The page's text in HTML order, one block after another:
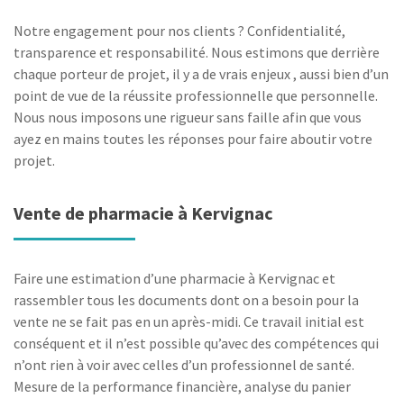
Notre engagement pour nos clients ? Confidentialité,
transparence et responsabilité. Nous estimons que derrière
chaque porteur de projet, il y a de vrais enjeux , aussi bien d’un
point de vue de la réussite professionnelle que personnelle.
Nous nous imposons une rigueur sans faille afin que vous
ayez en mains toutes les réponses pour faire aboutir votre
projet.
Vente de pharmacie à Kervignac
Faire une estimation d’une pharmacie à Kervignac et
rassembler tous les documents dont on a besoin pour la
vente ne se fait pas en un après-midi. Ce travail initial est
conséquent et il n’est possible qu’avec des compétences qui
n’ont rien à voir avec celles d’un professionnel de santé.
Mesure de la performance financière, analyse du panier